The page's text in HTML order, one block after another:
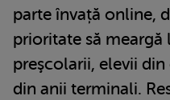
parte învață online,
prioritate să meargă
preşcolarii, elevii
din anii terminali.